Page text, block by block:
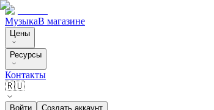
МузыкаВ магазине
Цены
Ресурсы
Контакты
🇷🇺
Войти Создать аккаунт